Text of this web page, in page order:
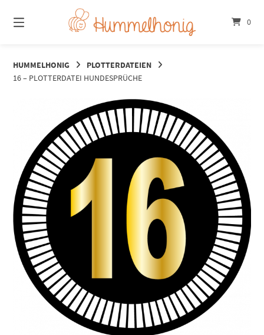
zum
Inhalt
0
HUMMELHONIG
PLOTTERDATEIEN
16 – PLOTTERDATEI HUNDESPRÜCHE